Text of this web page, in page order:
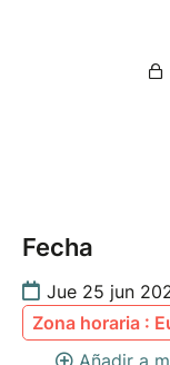
Fecha
Jue 25 jun
Zona horaria :